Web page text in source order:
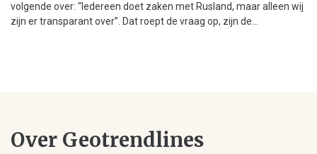
volgende over: “Iedereen doet zaken met Rusland, maar alleen wij
zijn er transparant over”. Dat roept de vraag op, zijn de...
Over Geotrendlines